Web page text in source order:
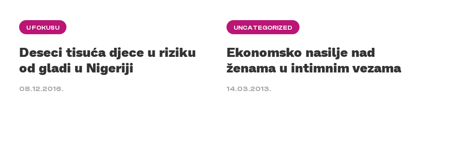
U FOKUSU
Deseci tisuća djece u riziku
od gladi u Nigeriji
08.12.2016.
UNCATEGORIZED
Ekonomsko nasilje nad
ženama u intimnim vezama
14.03.2013.